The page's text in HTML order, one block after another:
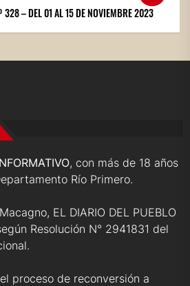
328 – DEL 01 AL 15 DE NOVIEMBRE 2023
, con más de 18 años
Río Primero.
EL DIARIO DEL PUEBLO
Resolución N° 2941831 del
proceso de reconversión a